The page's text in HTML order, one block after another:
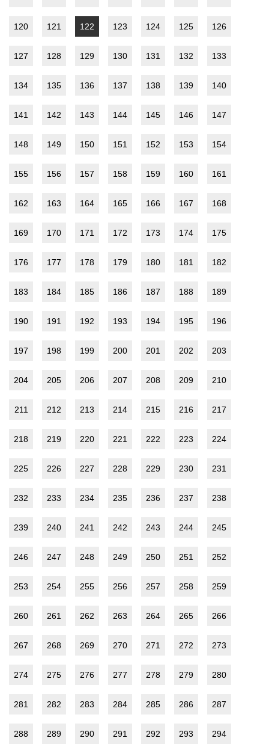
120 121 122 123 124 125 126
127 128 129 130 131 132 133
134 135 136 137 138 139 140
141 142 143 144 145 146 147
148 149 150 151 152 153 154
155 156 157 158 159 160 161
162 163 164 165 166 167 168
169 170 171 172 173 174 175
176 177 178 179 180 181 182
183 184 185 186 187 188 189
190 191 192 193 194 195 196
197 198 199 200 201 202 203
204 205 206 207 208 209 210
211 212 213 214 215 216 217
218 219 220 221 222 223 224
225 226 227 228 229 230 231
232 233 234 235 236 237 238
239 240 241 242 243 244 245
246 247 248 249 250 251 252
253 254 255 256 257 258 259
260 261 262 263 264 265 266
267 268 269 270 271 272 273
274 275 276 277 278 279 280
281 282 283 284 285 286 287
288 289 290 291 292 293 294